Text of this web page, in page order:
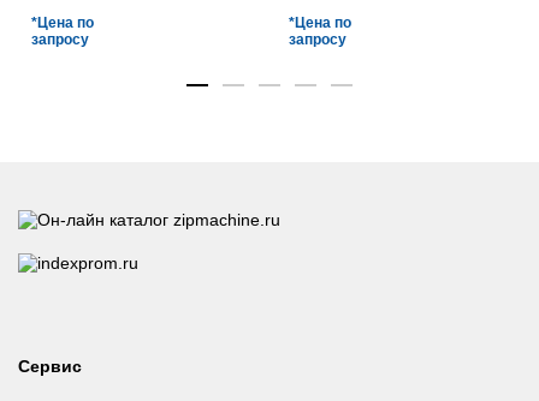
*Цена по
запросу
*Цена по
запросу
Сервис